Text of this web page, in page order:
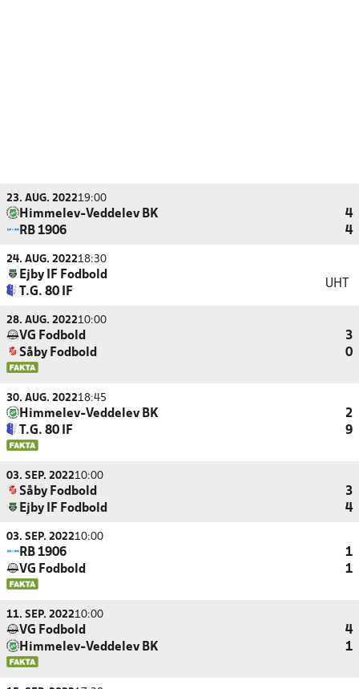
23. AUG. 202219:00
Himmelev-Veddelev BK
4
RB 1906
4
24. AUG. 202218:30
Ejby IF Fodbold
T.G. 80 IF
UHT
28. AUG. 202210:00
VG Fodbold
3
Såby Fodbold
0
30. AUG. 202218:45
Himmelev-Veddelev BK
2
T.G. 80 IF
9
03. SEP. 202210:00
Såby Fodbold
3
Ejby IF Fodbold
4
03. SEP. 202210:00
RB 1906
1
VG Fodbold
1
11. SEP. 202210:00
VG Fodbold
4
Himmelev-Veddelev BK
1